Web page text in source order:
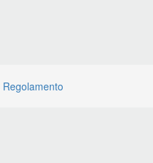
Regolamento